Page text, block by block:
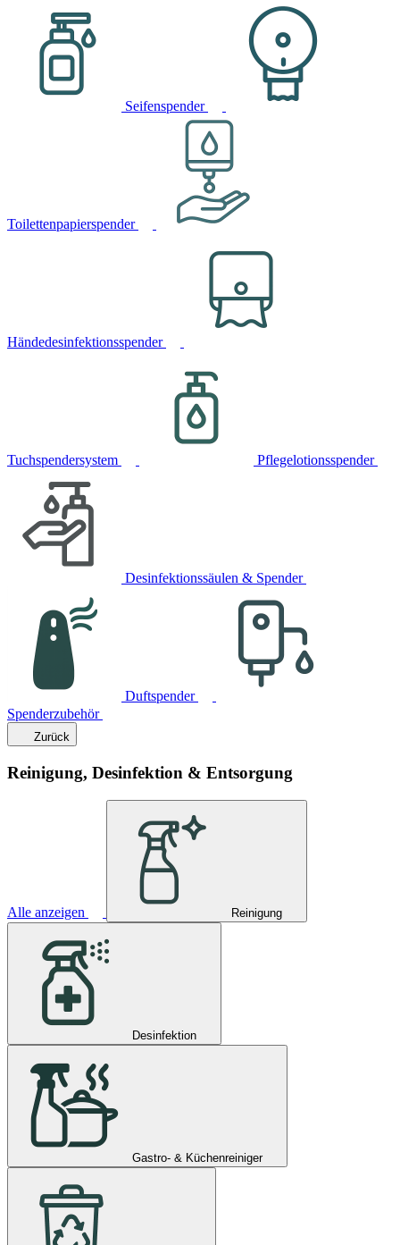
Seifenspender
Toilettenpapierspender
Händedesinfektionsspender
Tuchspendersystem Pflegelotionsspender
Desinfektionssäulen & Spender
Duftspender
Spenderzubehör
Zurück
Reinigung, Desinfektion & Entsorgung
Alle anzeigen Reinigung
Desinfektion
Gastro- & Küchenreiniger